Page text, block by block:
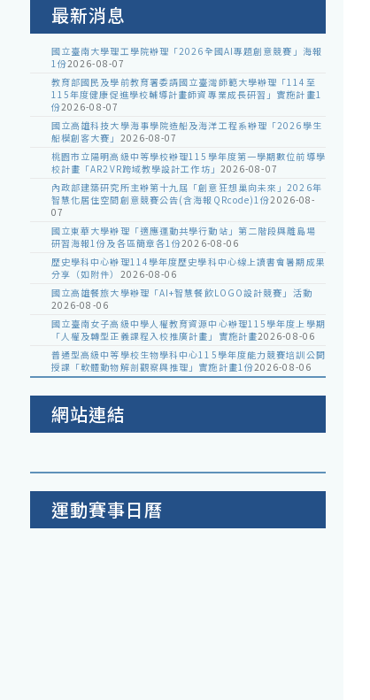
最新消息
國立臺南大學理工學院辦理「2026全國AI專題創意競賽」海報
1份2026-08-07
教育部國民及學前教育署委請國立臺灣師範大學辦理「114至
115年度健康促進學校輔導計畫師資專業成長研習」實施計畫1
份2026-08-07
國立高雄科技大學海事學院造船及海洋工程系辦理「2026學生
船模創客大賽」 2026-08-07
桃園市立陽明高級中等學校辦理115學年度第一學期數位前導學
校計畫「AR2VR跨域教學設計工作坊」 2026-08-07
內政部建築研究所主辦第十九屆「創意狂想巢向未來」2026年
智慧化居住空間創意競賽公告(含海報QRcode)1份2026-08-
07
國立東華大學辦理「適應運動共學行動站」第二階段與離島場
研習海報1份及各區簡章各1份2026-08-06
歷史學科中心辦理114學年度歷史學科中心線上讀書會暑期成果
分享（如附件） 2026-08-06
國立高雄餐旅大學辦理「AI+智慧餐飲LOGO設計競賽」活動
2026-08-06
國立臺南女子高級中學人權教育資源中心辦理115學年度上學期
「人權及轉型正義課程入校推廣計畫」實施計畫2026-08-06
普通型高級中等學校生物學科中心115學年度能力競賽培訓公開
授課「軟體動物解剖觀察與推理」實施計畫1份2026-08-06
網站連結
運動賽事日曆